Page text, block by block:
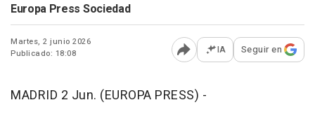
Europa Press Sociedad
Martes, 2 junio 2026
Publicado: 18:08
Abrir opciones para
IA Seguir en
MADRID 2 Jun. (EUROPA PRESS) -